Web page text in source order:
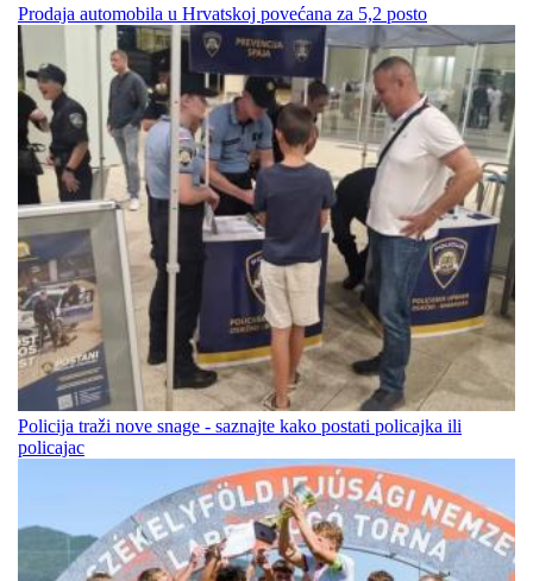
Prodaja automobila u Hrvatskoj povećana za 5,2 posto
Policija traži nove snage - saznajte kako postati policajka ili
policajac